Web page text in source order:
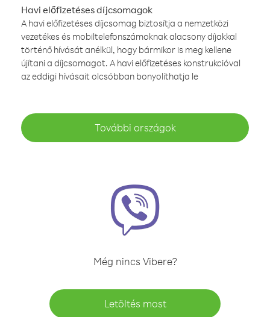
Havi előfizetéses díjcsomagok
A havi előfizetéses díjcsomag biztosítja a nemzetközi
vezetékes és mobiltelefonszámoknak alacsony díjakkal
történő hívását anélkül, hogy bármikor is meg kellene
újítani a díjcsomagot. A havi előfizetéses konstrukcióval
az eddigi hívásait olcsóbban bonyolíthatja le
További országok
Még nincs Vibere?
Letöltés most